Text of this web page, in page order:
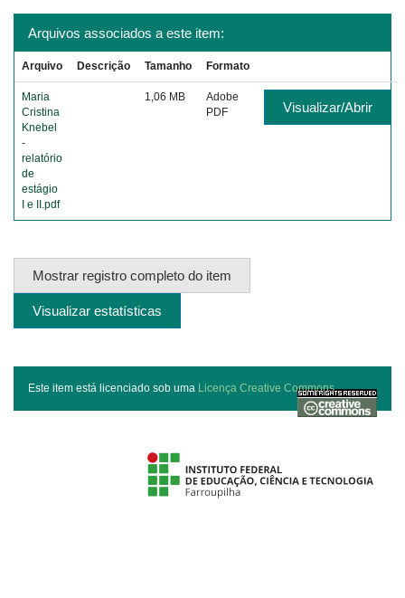
Arquivos associados a este item:
Arquivo Descrição Tamanho Formato
Maria
Cristina
Knebel
-
relatório
de
estágio
I e II.pdf
1,06 MB
Adobe
PDF
Visualizar/Abrir
Mostrar registro completo do item
Visualizar estatísticas
Este item está licenciado sob uma Licença Creative Commons